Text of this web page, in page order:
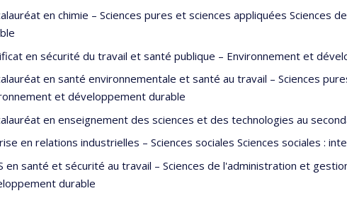
en chimie – Sciences pures et sciences appliquées Sciences
en sécurité du travail et santé publique – Environnement et
en santé environnementale et santé au travail – Sciences
et développement durable
en enseignement des sciences et des technologies au
en relations industrielles – Sciences sociales Sciences sociales :
en santé et sécurité au travail – Sciences de l'administration et
durable